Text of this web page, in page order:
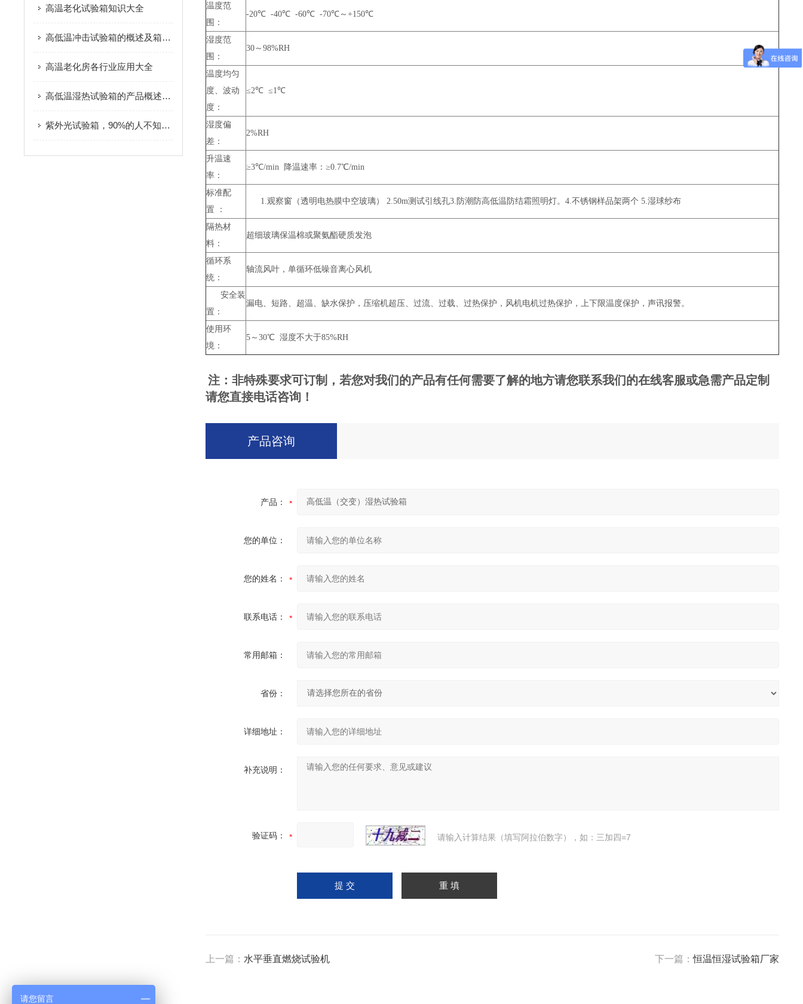
高温老化试验箱知识大全
高低温冲击试验箱的概述及箱体结构
高温老化房各行业应用大全
高低温湿热试验箱的产品概述及除湿方式
紫外光试验箱，90%的人不知道的隐形误区！
温度范
围：
-20℃ -40℃ -60℃ -70℃～+150℃
湿度范
围：
30～98%RH
温度均匀
度、波动
度：
≤2℃ ≤1℃
湿度偏
差：
2%RH
升温速
率：
≥3℃/min 降温速率：≥0.7℃/min
标准配
置 ：
1.观察窗（透明电热膜中空玻璃） 2.50m测试引线孔3.防潮防高低温防结霜照明灯。4.不锈钢样品架两个 5.湿球纱布
隔热材
料：
超细玻璃保温棉或聚氨酯硬质发泡
循环系
统：
轴流风叶，单循环低噪音离心风机
安全装
置：
漏电、短路、超温、缺水保护，压缩机超压、过流、过载、过热保护，风机电机过热保护，上下限温度保护，声讯报警。
使用环
境：
5～30℃ 湿度不大于85%RH
注：非特殊要求可订制，若您对我们的产品有任何需要了解的地方请您联系我们的在线客服或急需产品定制
请您直接电话咨询！
产品咨询
产品：
您的单位：
您的姓名：
联系电话：
常用邮箱：
省份：
详细地址：
补充说明：
验证码： 请输入计算结果（填写阿拉伯数字），如：三加四=7
上一篇： 水平垂直燃烧试验机 下一篇：恒温恒湿试验箱厂家
请您留言